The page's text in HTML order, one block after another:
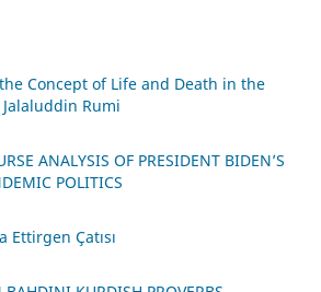
Concept of Life and Death in the
Rumi
ANALYSIS OF PRESIDENT BIDEN’S
POLITICS
Ettirgen Çatısı